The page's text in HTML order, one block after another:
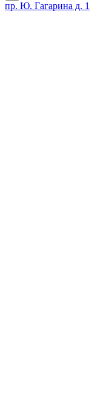
пр. Ю. Гагарина д. 1